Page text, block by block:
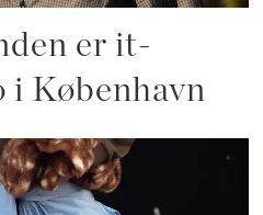
er it-
i København